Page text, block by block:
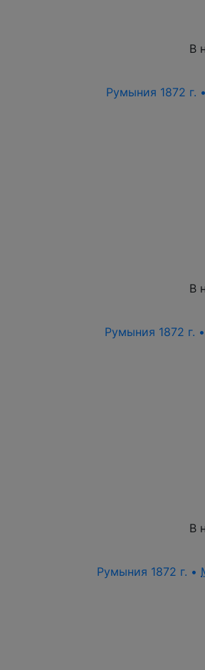
В
Румыния 1872 г.
В
Румыния 1872 г.
В
Румыния 1872 г. •